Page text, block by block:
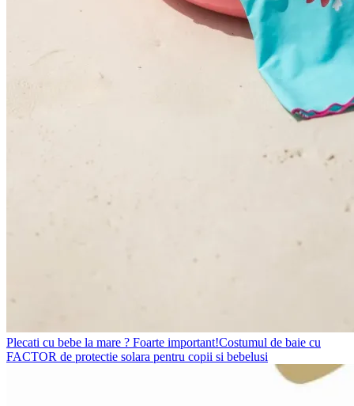
Plecati cu bebe la mare ? Foarte important!Costumul de baie cu
FACTOR de protectie solara pentru copii si bebelusi